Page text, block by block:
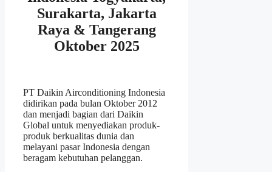
Surakarta, Jakarta
Raya & Tangerang
Oktober 2025
PT Daikin Airconditioning Indonesia
didirikan pada bulan Oktober 2012
dan menjadi bagian dari Daikin
Global untuk menyediakan produk-
produk berkualitas dunia dan
melayani pasar Indonesia dengan
beragam kebutuhan pelanggan.